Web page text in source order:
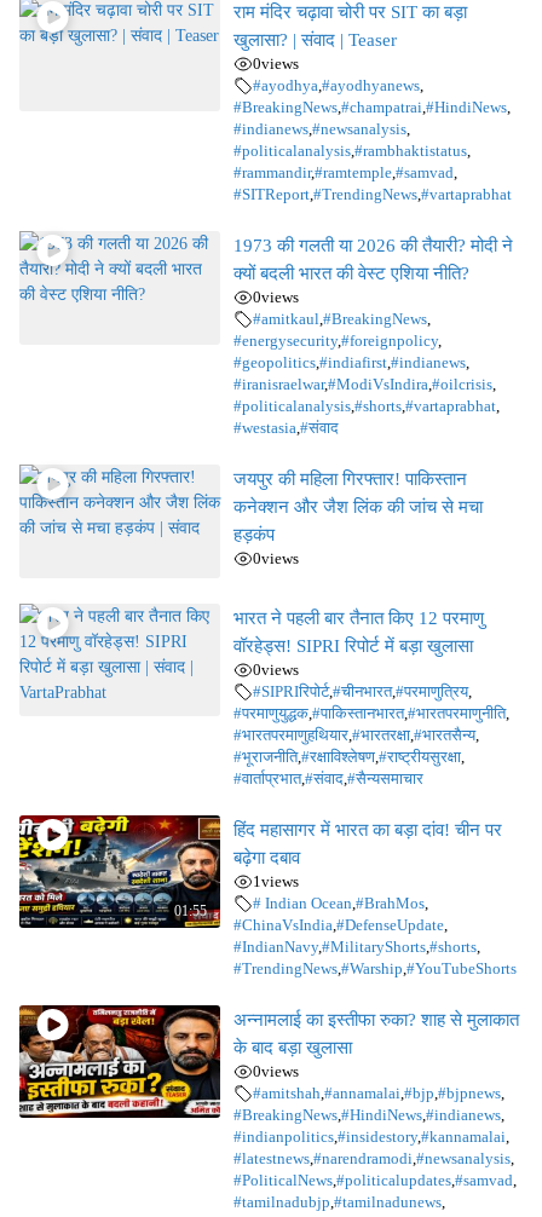
राम मंदिर चढ़ावा चोरी पर SIT का बड़ा
खुलासा? | संवाद | Teaser
0views
#ayodhya,#ayodhyanews,
#BreakingNews,#champatrai,#HindiNews,
#indianews,#newsanalysis,
#politicalanalysis,#rambhaktistatus,
#rammandir,#ramtemple,#samvad,
#SITReport,#TrendingNews,#vartaprabhat
1973 की गलती या 2026 की तैयारी? मोदी ने
क्यों बदली भारत की वेस्ट एशिया नीति?
0views
#amitkaul,#BreakingNews,
#energysecurity,#foreignpolicy,
#geopolitics,#indiafirst,#indianews,
#iranisraelwar,#ModiVsIndira,#oilcrisis,
#politicalanalysis,#shorts,#vartaprabhat,
#westasia,#संवाद
जयपुर की महिला गिरफ्तार! पाकिस्तान
कनेक्शन और जैश लिंक की जांच से मचा
हड़कंप
0views
भारत ने पहली बार तैनात किए 12 परमाणु
वॉरहेड्स! SIPRI रिपोर्ट में बड़ा खुलासा
0views
#SIPRIरिपोर्ट,#चीनभारत,#परमाणुत्रिय,
#परमाणुयुद्धक, #पाकिस्तानभारत,#भारतपरमाणुनीति,
#भारतपरमाणुहथियार, #भारतरक्षा, #भारतसैन्य,
#भूराजनीति,#रक्षाविश्लेषण, #राष्ट्रीयसुरक्षा,
#वार्ताप्रभात,#संवाद, #सैन्यसमाचार
01:55
हिंद महासागर में भारत का बड़ा दांव! चीन पर
बढ़ेगा दबाव
1 views
# Indian Ocean #BrahMos,
#ChinaVsIndia #DefenseUpdate,
#IndianNavy,#MilitaryShorts, #shorts,
#TrendingNews, #Warship #YouTubeShorts
अन्नामलाई का इस्तीफा रुका? शाह से मुलाकात
के बाद बड़ा खुलासा
0views
#amitshah #annamalai #bjp #bjpnews,
#BreakingNews, #HindiNews, #indianews,
#indianpolitics, #insidestory,#kannamalai
#latestnews, #narendramodi #newsanalysis,
#PoliticalNews, #politicalupdates, #samvad
#tamilnadubjp #tamilnadunews,